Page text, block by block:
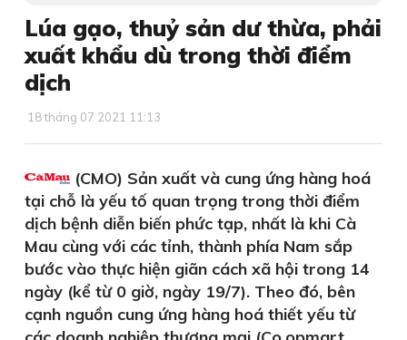
Lúa gạo, thuỷ sản dư thừa, phải
xuất khẩu dù trong thời điểm
dịch
18 tháng 07 2021 11:13
(CMO) Sản xuất và cung ứng hàng hoá
tại chỗ là yếu tố quan trọng trong thời điểm
dịch bệnh diễn biến phức tạp, nhất là khi Cà
Mau cùng với các tỉnh, thành phía Nam sắp
bước vào thực hiện giãn cách xã hội trong 14
ngày (kể từ 0 giờ, ngày 19/7). Theo đó, bên
cạnh nguồn cung ứng hàng hoá thiết yếu từ